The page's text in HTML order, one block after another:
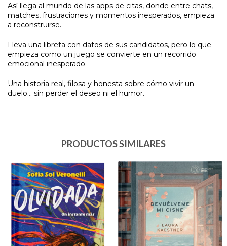
Así llega al mundo de las apps de citas, donde entre chats,
matches, frustraciones y momentos inesperados, empieza
a reconstruirse.
Lleva una libreta con datos de sus candidatos, pero lo que
empieza como un juego se convierte en un recorrido
emocional inesperado.
Una historia real, filosa y honesta sobre cómo vivir un
duelo… sin perder el deseo ni el humor.
PRODUCTOS SIMILARES